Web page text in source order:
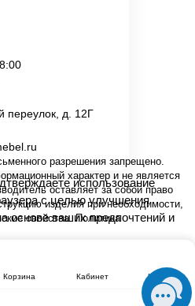
переулок, д. 12Г
разрешения запрещено.
характер и не является
оставляет за собой право
изделия при необходимости,
свойства.Политика
Корзина Кабинет Контакты
использование
с целью улучшения
основе ваших предпочтений и